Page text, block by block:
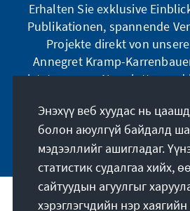
Erhalten Sie exklusive
Publikationen, spannende
Projekte direkt von
Annegret Kramp-
jetzt unseren Newsletter und
Jetzt
Бидний үүрэг зорилго
Энэхүү веб хуудас нь
болон аюулгүй байдалд
мэдээллийг ашигладаг.
статистик судалгаа хийх,
сайтуудын агуулгыг
хэрэглэгчдийн нэр